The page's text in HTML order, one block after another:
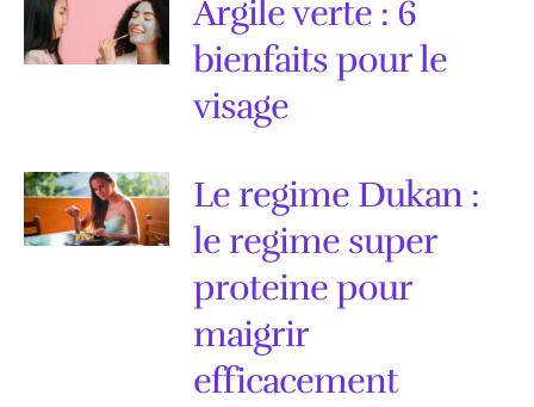
Argile verte : 6
bienfaits pour le
visage
Le regime Dukan :
le regime super
proteine pour
maigrir
efficacement